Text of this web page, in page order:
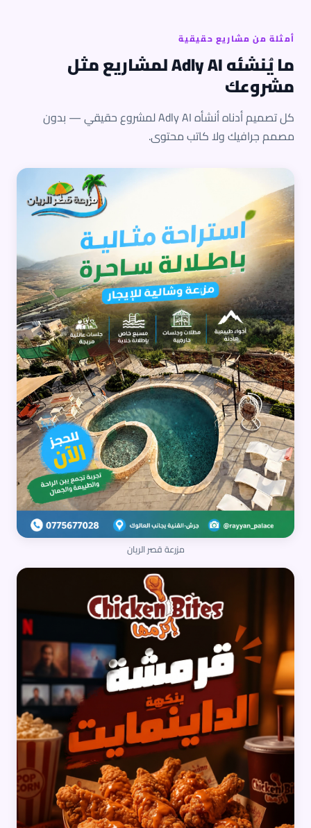
أمثلة من مشاريع حقيقية
ما يُنشئه Adly AI لمشاريع مثل
مشروعك
كل تصميم أدناه أنشأه Adly AI لمشروع حقيقي — بدون
مصمم جرافيك ولا كاتب محتوى.
مزرعة قصر الريان